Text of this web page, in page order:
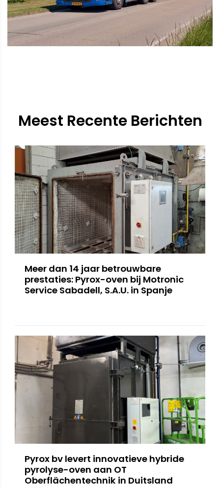
Meest Recente Berichten
Meer dan 14 jaar betrouwbare
prestaties: Pyrox-oven bij Motronic
Service Sabadell, S.A.U. in Spanje
Pyrox bv levert innovatieve hybride
pyrolyse-oven aan OT
Oberflächentechnik in Duitsland